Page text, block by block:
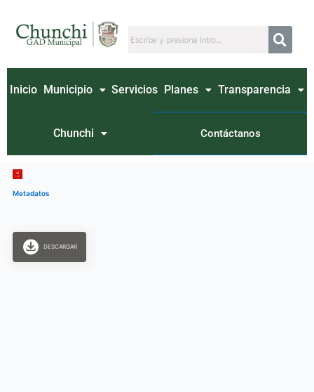
contenido
Inicio Municipio Servicios Planes Transparencia
Chunchi Contáctanos
Metadatos
DESCARGAR